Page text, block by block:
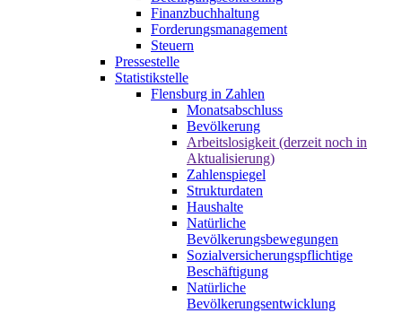
Finanzbuchhaltung
Forderungsmanagement
Steuern
Pressestelle
Statistikstelle
Flensburg in Zahlen
Monatsabschluss
Bevölkerung
Arbeitslosigkeit (derzeit noch in
Aktualisierung)
Zahlenspiegel
Strukturdaten
Haushalte
Natürliche
Bevölkerungsbewegungen
Sozialversicherungspflichtige
Beschäftigung
Natürliche
Bevölkerungsentwicklung